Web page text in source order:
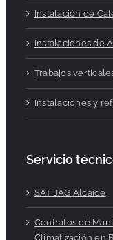
Instalación de
Instalaciones de
Trabajos
Instalaciones y
Servicio
SAT JAG Alcaide
Contratos de
Climatización en